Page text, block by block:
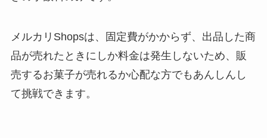
メルカリShopsは、固定費がかからず、出品した商
品が売れたときにしか料金は発生しないため、販
売するお菓子が売れるか心配な方でもあんしんし
て挑戦できます。